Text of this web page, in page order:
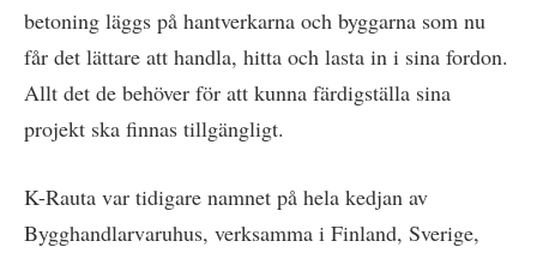
betoning läggs på hantverkarna och byggarna som nu
får det lättare att handla, hitta och lasta in i sina fordon.
Allt det de behöver för att kunna färdigställa sina
projekt ska finnas tillgängligt.
K-Rauta var tidigare namnet på hela kedjan av
Bygghandlarvaruhus, verksamma i Finland, Sverige,